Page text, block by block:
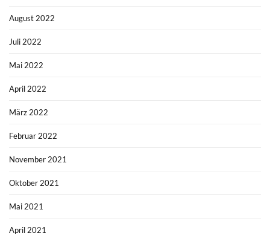
August 2022
Juli 2022
Mai 2022
April 2022
März 2022
Februar 2022
November 2021
Oktober 2021
Mai 2021
April 2021